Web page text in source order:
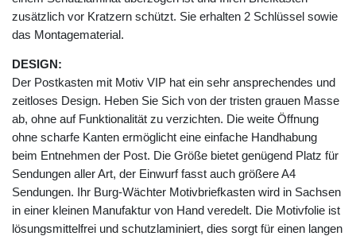
zusätzlich vor Kratzern schützt. Sie erhalten 2 Schlüssel sowie
das Montagematerial.
DESIGN:
Der Postkasten mit Motiv VIP hat ein sehr ansprechendes und
zeitloses Design. Heben Sie Sich von der tristen grauen Masse
ab, ohne auf Funktionalität zu verzichten. Die weite Öffnung
ohne scharfe Kanten ermöglicht eine einfache Handhabung
beim Entnehmen der Post. Die Größe bietet genügend Platz für
Sendungen aller Art, der Einwurf fasst auch größere A4
Sendungen. Ihr Burg-Wächter Motivbriefkasten wird in Sachsen
in einer kleinen Manufaktur von Hand veredelt. Die Motivfolie ist
lösungsmittelfrei und schutzlaminiert, dies sorgt für einen langen